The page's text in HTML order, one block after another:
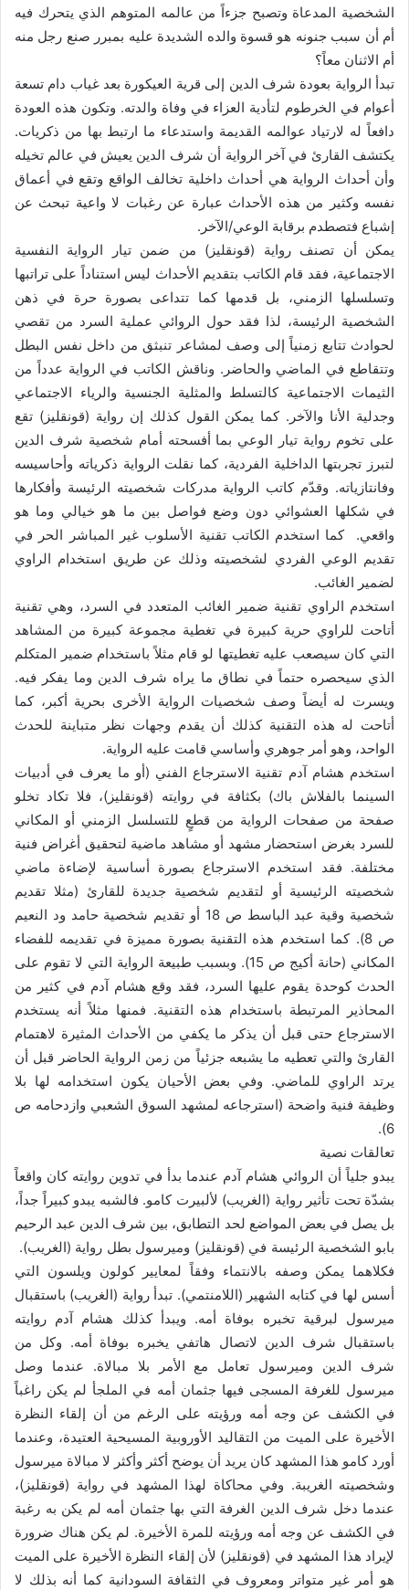
الشخصية المدعاة وتصبح جزءاً من عالمه المتوهم الذي يتحرك فيه
أم أن سبب جنونه هو قسوة والده الشديدة عليه بمبرر صنع رجل منه
أم الاثنان معاً؟
تبدأ الرواية بعودة شرف الدين إلى قرية العيكورة بعد غياب دام تسعة
أعوام في الخرطوم لتأدية العزاء في وفاة والدته. وتكون هذه العودة
دافعاً له لارتياد عوالمه القديمة واستدعاء ما ارتبط بها من ذكريات.
يكتشف القارئ في آخر الرواية أن شرف الدين يعيش في عالم تخيله
وأن أحداث الرواية هي أحداث داخلية تخالف الواقع وتقع في أعماق
نفسه وكثير من هذه الأحداث عبارة عن رغبات لا واعية تبحث عن
إشباع فتصطدم برقابة الوعي/الآخر.
يمكن أن تصنف رواية (قونقليز) من ضمن تيار الرواية النفسية
الاجتماعية، فقد قام الكاتب بتقديم الأحداث ليس استناداً على تراتبها
وتسلسلها الزمني، بل قدمها كما تتداعى بصورة حرة في ذهن
الشخصية الرئيسة، لذا فقد حول الروائي عملية السرد من تقصي
لحوادث تتابع زمنياً إلى وصف لمشاعر تنبثق من داخل نفس البطل
وتتقاطع في الماضي والحاضر. وناقش الكاتب في الرواية عدداً من
الثيمات الاجتماعية كالتسلط والمثلية الجنسية والرياء الاجتماعي
وجدلية الأنا والآخر. كما يمكن القول كذلك إن رواية (قونقليز) تقع
على تخوم رواية تيار الوعي بما أفسحته أمام شخصية شرف الدين
لتبرز تجربتها الداخلية الفردية، كما نقلت الرواية ذكرياته وأحاسيسه
وفانتازياته. وقدّم كاتب الرواية مدركات شخصيته الرئيسة وأفكارها
في شكلها العشوائي دون وضع فواصل بين ما هو خيالي وما هو
واقعي. كما استخدم الكاتب تقنية الأسلوب غير المباشر الحر في
تقديم الوعي الفردي لشخصيته وذلك عن طريق استخدام الراوي
لضمير الغائب.
استخدم الراوي تقنية ضمير الغائب المتعدد في السرد، وهي تقنية
أتاحت للراوي حرية كبيرة في تغطية مجموعة كبيرة من المشاهد
التي كان سيصعب عليه تغطيتها لو قام مثلاً باستخدام ضمير المتكلم
الذي سيحصره حتماً في نطاق ما يراه شرف الدين وما يفكر فيه.
ويسرت له أيضاً وصف شخصيات الرواية الأخرى بحرية أكبر، كما
أتاحت له هذه التقنية كذلك أن يقدم وجهات نظر متباينة للحدث
الواحد، وهو أمر جوهري وأساسي قامت عليه الرواية.
استخدم هشام آدم تقنية الاسترجاع الفني (أو ما يعرف في أدبيات
السينما بالفلاش باك) بكثافة في روايته (قونقليز)، فلا تكاد تخلو
صفحة من صفحات الرواية من قطعٍ للتسلسل الزمني أو المكاني
للسرد بغرض استحضار مشهد أو مشاهد ماضية لتحقيق أغراض فنية
مختلفة. فقد استخدم الاسترجاع بصورة أساسية لإضاءة ماضي
شخصيته الرئيسية أو لتقديم شخصية جديدة للقارئ (مثلا تقديم
شخصية وقية عبد الباسط ص 18 أو تقديم شخصية حامد ود النعيم
ص 8). كما استخدم هذه التقنية بصورة مميزة في تقديمه للفضاء
المكاني (حانة أكيج ص 15). وبسبب طبيعة الرواية التي لا تقوم على
الحدث كوحدة يقوم عليها السرد، فقد وقع هشام آدم في كثير من
المحاذير المرتبطة باستخدام هذه التقنية. فمنها مثلاً أنه يستخدم
الاسترجاع حتى قبل أن يذكر ما يكفي من الأحداث المثيرة لاهتمام
القارئ والتي تعطيه ما يشبعه جزئياً من زمن الرواية الحاضر قبل أن
يرتد الراوي للماضي. وفي بعض الأحيان يكون استخدامه لها بلا
وظيفة فنية واضحة (استرجاعه لمشهد السوق الشعبي وازدحامه ص
6).
تعالقات نصية
يبدو جلياً أن الروائي هشام آدم عندما بدأ في تدوين روايته كان واقعاً
بشدّة تحت تأثير رواية (الغريب) لألبيرت كامو. فالشبه يبدو كبيراً جداً،
بل يصل في بعض المواضع لحد التطابق، بين شرف الدين عبد الرحيم
بابو الشخصية الرئيسة في (قونقليز) وميرسول بطل رواية (الغريب).
فكلاهما يمكن وصفه بالانتماء وفقاً لمعايير كولون ويلسون التي
أسس لها في كتابه الشهير (اللامنتمي). تبدأ رواية (الغريب) باستقبال
ميرسول لبرقية تخبره بوفاة أمه. ويبدأ كذلك هشام آدم روايته
باستقبال شرف الدين لاتصال هاتفي يخبره بوفاة أمه. وكل من
شرف الدين وميرسول تعامل مع الأمر بلا مبالاة. عندما وصل
ميرسول للغرفة المسجى فيها جثمان أمه في الملجأ لم يكن راغباً
في الكشف عن وجه أمه ورؤيته على الرغم من أن إلقاء النظرة
الأخيرة على الميت من التقاليد الأوروبية المسيحية العتيدة، وعندما
أورد كامو هذا المشهد كان يريد أن يوضح أكثر وأكثر لا مبالاة ميرسول
وشخصيته الغريبة. وفي محاكاة لهذا المشهد في رواية (قونقليز)،
عندما دخل شرف الدين الغرفة التي بها جثمان أمه لم يكن به رغبة
في الكشف عن وجه أمه ورؤيته للمرة الأخيرة. لم يكن هناك ضرورة
لإيراد هذا المشهد في (قونقليز) لأن إلقاء النظرة الأخيرة على الميت
هو أمر غير متواتر ومعروف في الثقافة السودانية كما أنه بذلك لا